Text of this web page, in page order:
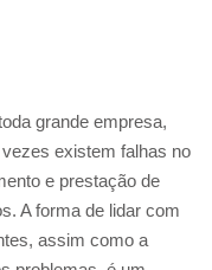
grande empresa,
existem falhas no
e prestação de
A forma de lidar com
assim como a